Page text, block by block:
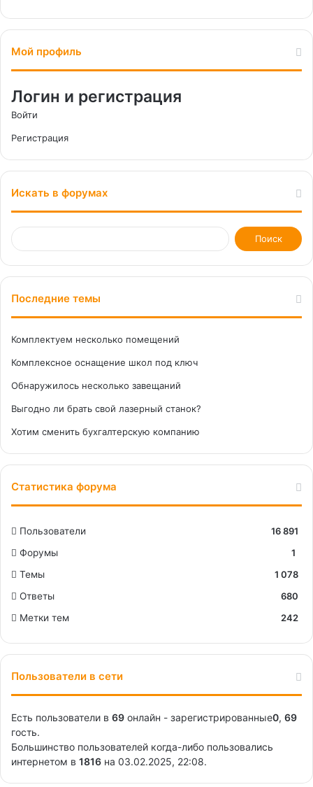
Мой профиль
Логин и регистрация
Войти
Регистрация
Искать в форумах
Последние темы
Комплектуем несколько помещений
Комплексное оснащение школ под ключ
Обнаружилось несколько завещаний
Выгодно ли брать свой лазерный станок?
Хотим сменить бухгалтерскую компанию
Статистика форума
Пользователи
16 891
Форумы
1
Темы
1 078
Ответы
680
Метки тем
242
Пользователи в сети
Есть пользователи в 69 онлайн - зарегистрированные0, 69
гость.
Большинство пользователей когда-либо пользовались
интернетом в 1816 на 03.02.2025, 22:08.